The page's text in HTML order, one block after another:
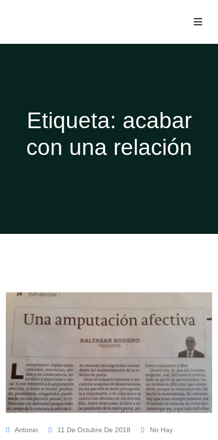
Etiqueta: acabar
con una relación
Antonio 11 De Octubre De 2018
No Hay